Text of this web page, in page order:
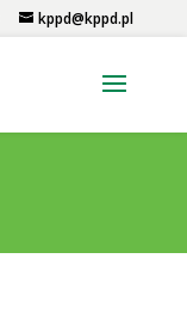
kppd@kppd.pl